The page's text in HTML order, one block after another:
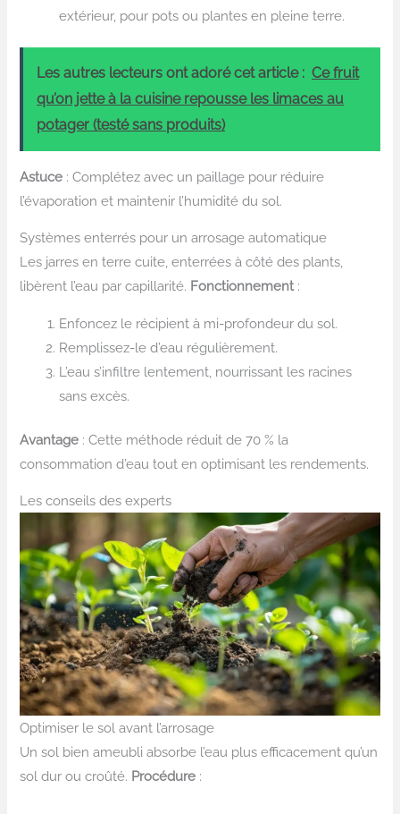
extérieur, pour pots ou plantes en pleine terre.
Les autres lecteurs ont adoré cet article : Ce fruit
qu’on jette à la cuisine repousse les limaces au
potager (testé sans produits)
Astuce : Complétez avec un paillage pour réduire
l’évaporation et maintenir l’humidité du sol.
Systèmes enterrés pour un arrosage automatique
Les jarres en terre cuite, enterrées à côté des plants,
libèrent l’eau par capillarité. Fonctionnement:
Enfoncez le récipient à mi-profondeur du sol.
Remplissez-le d’eau régulièrement.
L’eau s’infiltre lentement, nourrissant les racines
sans excès.
Avantage : Cette méthode réduit de 70 % la
consommation d’eau tout en optimisant les rendements.
Les conseils des experts
Optimiser le sol avant l’arrosage
Un sol bien ameubli absorbe l’eau plus efficacement qu’un
sol dur ou croûté. Procédure :